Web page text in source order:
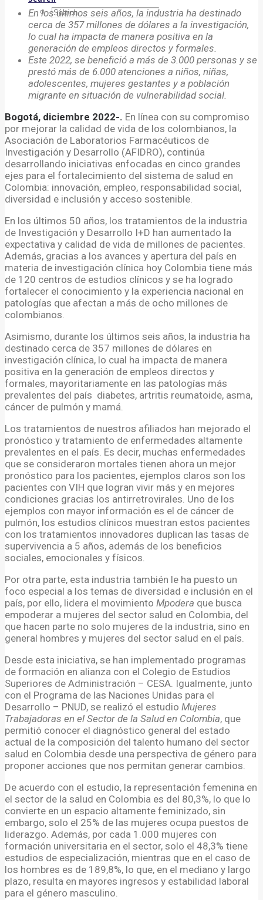
En los últimos seis años, la industria ha destinado
cerca de 357 millones de dólares a la investigación,
lo cual ha impacta de manera positiva en la
generación de empleos directos y formales.
Este 2022, se benefició a más de 3.000 personas y se
prestó más de 6.000 atenciones a niños, niñas,
adolescentes, mujeres gestantes y a población
migrante en situación de vulnerabilidad social.
Bogotá, diciembre 2022-. En línea con su compromiso
por mejorar la calidad de vida de los colombianos, la
Asociación de Laboratorios Farmacéuticos de
Investigación y Desarrollo (AFIDRO), continúa
desarrollando iniciativas enfocadas en cinco grandes
ejes para el fortalecimiento del sistema de salud en
Colombia: innovación, empleo, responsabilidad social,
diversidad e inclusión y acceso sostenible.
En los últimos 50 años, los tratamientos de la industria
de Investigación y Desarrollo I+D han aumentado la
expectativa y calidad de vida de millones de pacientes.
Además, gracias a los avances y apertura del país en
materia de investigación clínica hoy Colombia tiene más
de 120 centros de estudios clínicos y se ha logrado
fortalecer el conocimiento y la experiencia nacional en
patologías que afectan a más de ocho millones de
colombianos.
Asimismo, durante los últimos seis años, la industria ha
destinado cerca de 357 millones de dólares en
investigación clínica, lo cual ha impacta de manera
positiva en la generación de empleos directos y
formales, mayoritariamente en las patologías más
prevalentes del país diabetes, artritis reumatoide, asma,
cáncer de pulmón y mamá.
Los tratamientos de nuestros afiliados han mejorado el
pronóstico y tratamiento de enfermedades altamente
prevalentes en el país. Es decir, muchas enfermedades
que se consideraron mortales tienen ahora un mejor
pronóstico para los pacientes, ejemplos claros son los
pacientes con VIH que logran vivir más y en mejores
condiciones gracias los antirretrovirales. Uno de los
ejemplos con mayor información es el de cáncer de
pulmón, los estudios clínicos muestran estos pacientes
con los tratamientos innovadores duplican las tasas de
supervivencia a 5 años, además de los beneficios
sociales, emocionales y físicos.
Por otra parte, esta industria también le ha puesto un
foco especial a los temas de diversidad e inclusión en el
país, por ello, lidera el movimiento Mpodera que busca
empoderar a mujeres del sector salud en Colombia, del
que hacen parte no solo mujeres de la industria, sino en
general hombres y mujeres del sector salud en el país.
Desde esta iniciativa, se han implementado programas
de formación en alianza con el Colegio de Estudios
Superiores de Administración – CESA. Igualmente, junto
con el Programa de las Naciones Unidas para el
Desarrollo – PNUD, se realizó el estudio Mujeres
Trabajadoras en el Sector de la Salud en Colombia, que
permitió conocer el diagnóstico general del estado
actual de la composición del talento humano del sector
salud en Colombia desde una perspectiva de género para
proponer acciones que nos permitan generar cambios.
De acuerdo con el estudio, la representación femenina en
el sector de la salud en Colombia es del 80,3%, lo que lo
convierte en un espacio altamente feminizado, sin
embargo, solo el 25% de las mujeres ocupa puestos de
liderazgo. Además, por cada 1.000 mujeres con
formación universitaria en el sector, solo el 48,3% tiene
estudios de especialización, mientras que en el caso de
los hombres es de 189,8%, lo que, en el mediano y largo
plazo, resulta en mayores ingresos y estabilidad laboral
para el género masculino.